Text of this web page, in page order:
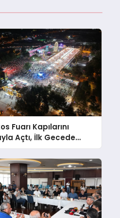
Fuarı Kapılarını
Açtı, İlk Gecede
Esti